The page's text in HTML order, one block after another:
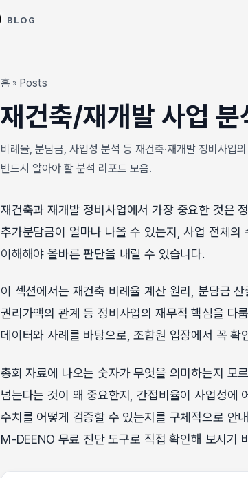
BLOG
홈 » Posts
재건축/재개발 사업 분
비례율, 분담금, 사업성 분석 등 재건축·재개발 정비사업
반드시 알아야 할 분석 리포트 모음.
재건축과 재개발 정비사업에서 가장 중요한 것은
추가분담금이 얼마나 나올 수 있는지, 사업 전체
이해해야 올바른 판단을 내릴 수 있습니다.
이 섹션에서는 재건축 비례율 계산 원리, 분담금
권리가액의 관계 등 정비사업의 재무적 핵심을 다
데이터와 사례를 바탕으로, 조합원 입장에서 꼭 확
총회 자료에 나오는 숫자가 무엇을 의미하는지 모
넘는다는 것이 왜 중요한지, 간접비율이 사업성에
수치를 어떻게 검증할 수 있는지를 구체적으로 안
M-DEENO 무료 진단 도구로 직접 확인해 보시기